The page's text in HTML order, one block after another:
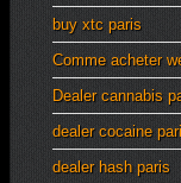
buy xtc paris
Comme acheter
Dealer cannabis
dealer cocaine
dealer hash paris